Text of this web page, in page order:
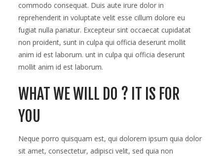
commodo consequat. Duis aute irure dolor in
reprehenderit in voluptate velit esse cillum dolore eu
fugiat nulla pariatur. Excepteur sint occaecat cupidatat
non proident, sunt in culpa qui officia deserunt mollit
anim id est laborum. unt in culpa qui officia deserunt
mollit anim id est laborum.
WHAT WE WILL DO ? IT IS FOR
YOU
Neque porro quisquam est, qui dolorem ipsum quia dolor
sit amet, consectetur, adipisci velit, sed quia non